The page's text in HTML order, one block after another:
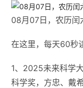
08月07日，农历闰
在这里，每天60秒
1、2025未来科学
科学奖，方忠、戴